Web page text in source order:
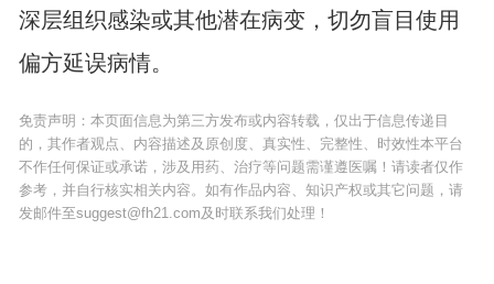
深层组织感染或其他潜在病变，切勿盲目使用
偏方延误病情。
免责声明：本页面信息为第三方发布或内容转载，仅出于信息传递目
的，其作者观点、内容描述及原创度、真实性、完整性、时效性本平台
不作任何保证或承诺，涉及用药、治疗等问题需谨遵医嘱！请读者仅作
参考，并自行核实相关内容。如有作品内容、知识产权或其它问题，请
发邮件至suggest@fh21.com及时联系我们处理！